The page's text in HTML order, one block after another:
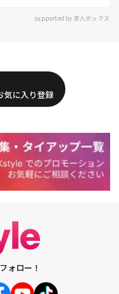
supported by 求人ボックス
気に入り登録
ォロー！